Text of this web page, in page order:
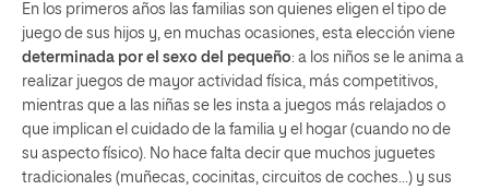
En los primeros años las familias son quienes eligen el tipo de
juego de sus hijos y, en muchas ocasiones, esta elección viene
determinada por el sexo del pequeño: a los niños se le anima a
realizar juegos de mayor actividad física, más competitivos,
mientras que a las niñas se les insta a juegos más relajados o
que implican el cuidado de la familia y el hogar (cuando no de
su aspecto físico). No hace falta decir que muchos juguetes
tradicionales (muñecas, cocinitas, circuitos de coches…) y sus